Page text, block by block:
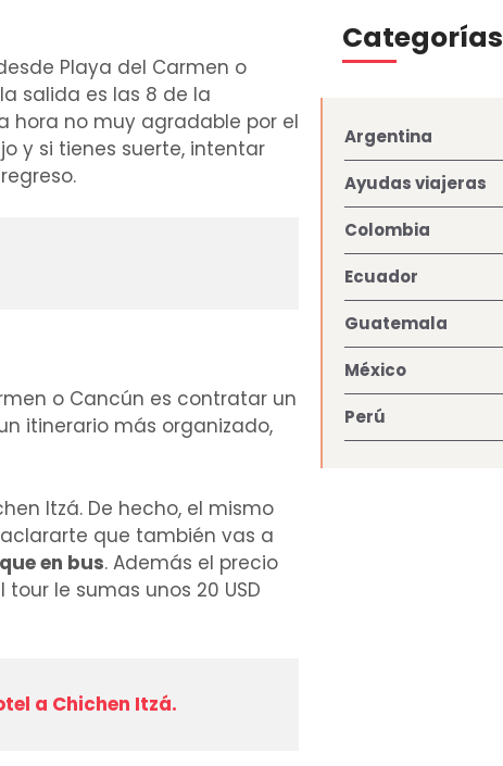
Playa del Carmen o
salida es las 8 de la
hora no muy agradable por el
y si tienes suerte, intentar
o Cancún es contratar un
itinerario más organizado,
Itzá. De hecho, el mismo
que también vas a
en bus. Además el precio
le sumas unos 20 USD
a Chichen Itzá.
Categorías
Argentina
Ayudas viajeras
Colombia
Ecuador
Guatemala
México
Perú